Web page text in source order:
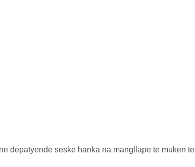
depatyende seske hanka na mangllape te muken te